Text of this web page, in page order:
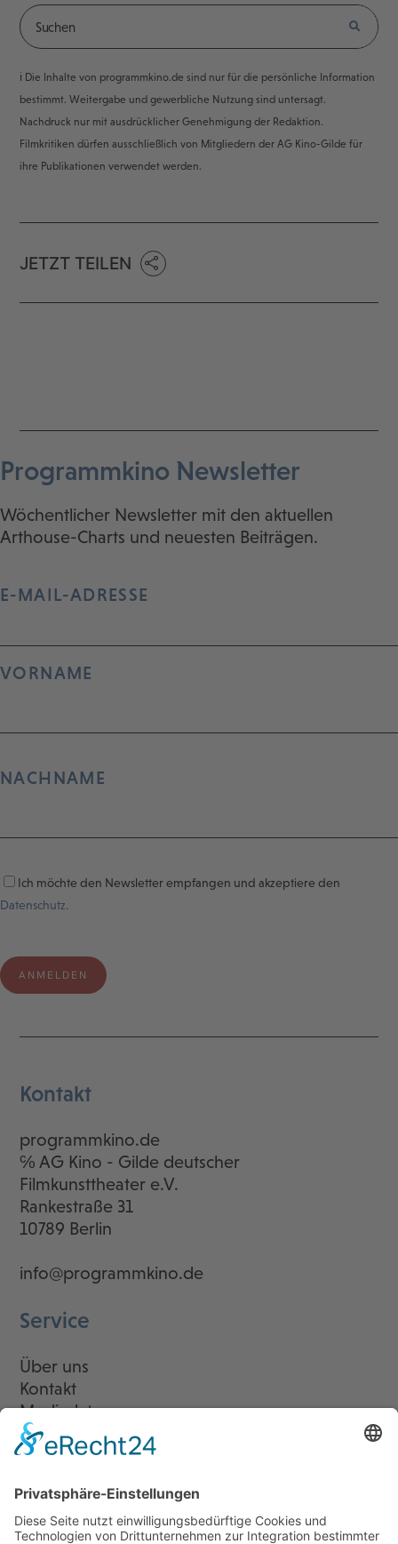
ℹ️ Die Inhalte von programmkino.de sind nur für die persönliche Information
bestimmt. Weitergabe und gewerbliche Nutzung sind untersagt.
Nachdruck nur mit ausdrücklicher Genehmigung der Redaktion.
Filmkritiken dürfen ausschließlich von Mitgliedern der AG Kino-Gilde für
ihre Publikationen verwendet werden.
JETZT TEILEN
Programmkino Newsletter
Wöchentlicher Newsletter mit den aktuellen
Arthouse-Charts und neuesten Beiträgen.
E-MAIL-ADRESSE
VORNAME
NACHNAME
Ich möchte den Newsletter empfangen und akzeptiere den
Datenschutz.
Kontakt
programmkino.de
℅ AG Kino - Gilde deutscher
Filmkunsttheater e.V.
Rankestraße 31
10789 Berlin
info@programmkino.de
Service
Über uns
Kontakt
Mediadaten
Newsletter
LogIn
Legal